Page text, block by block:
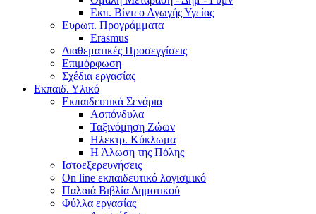
Εκπ. Βίντεο Αγωγής Υγείας
Ευρωπ. Προγράμματα
Erasmus
Διαθεματικές Προσεγγίσεις
Επιμόρφωση
Σχέδια εργασίας
Εκπαιδ. Υλικό
Εκπαιδευτικά Σενάρια
Ασπόνδυλα
Ταξινόμηση Ζώων
Ηλεκτρ. Κύκλωμα
Η Άλωση της Πόλης
Ιστοεξερευνήσεις
On line εκπαιδευτικό λογισμικό
Παλαιά Βιβλία Δημοτικού
Φύλλα εργασίας